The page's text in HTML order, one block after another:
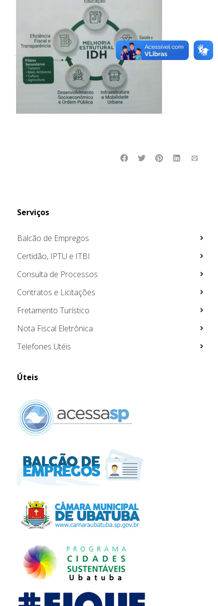
.
Serviços
Balcão de Empregos
Certidão, IPTU e ITBI
Consulta de Processos
Contratos e Licitações
Fretamento Turístico
Nota Fiscal Eletrônica
Telefones Utéis
Úteis